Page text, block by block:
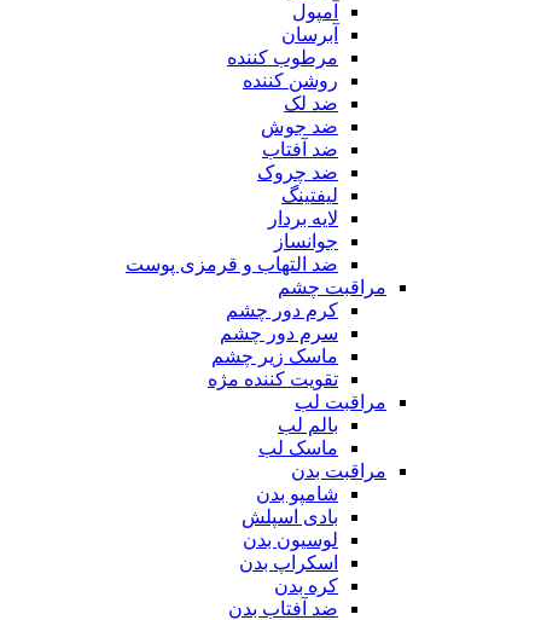
آمپول
آبرسان
مرطوب کننده
روشن کننده
ضد لک
ضد جوش
ضد آفتاب
ضد چروک
لیفتینگ
لایه بردار
جوانساز
ضد التهاب و قرمزی پوست
مراقبت چشم
کرم دور چشم
سرم دور چشم
ماسک زیر چشم
تقویت کننده مژه
مراقبت لب
بالم لب
ماسک لب
مراقبت بدن
شامپو بدن
بادی اسپلش
لوسیون بدن
اسکراپ بدن
کره بدن
ضد آفتاب بدن